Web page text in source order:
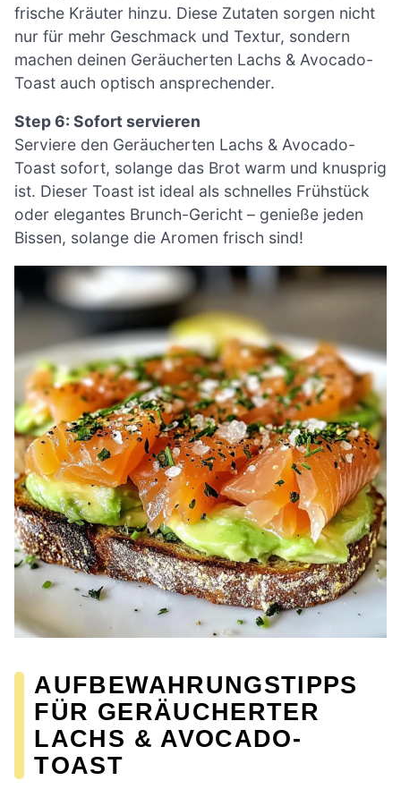
frische Kräuter hinzu. Diese Zutaten sorgen nicht
nur für mehr Geschmack und Textur, sondern
machen deinen Geräucherten Lachs & Avocado-
Toast auch optisch ansprechender.
Step 6: Sofort servieren
Serviere den Geräucherten Lachs & Avocado-
Toast sofort, solange das Brot warm und knusprig
ist. Dieser Toast ist ideal als schnelles Frühstück
oder elegantes Brunch-Gericht – genieße jeden
Bissen, solange die Aromen frisch sind!
AUFBEWAHRUNGSTIPPS
FÜR GERÄUCHERTER
LACHS & AVOCADO-
TOAST